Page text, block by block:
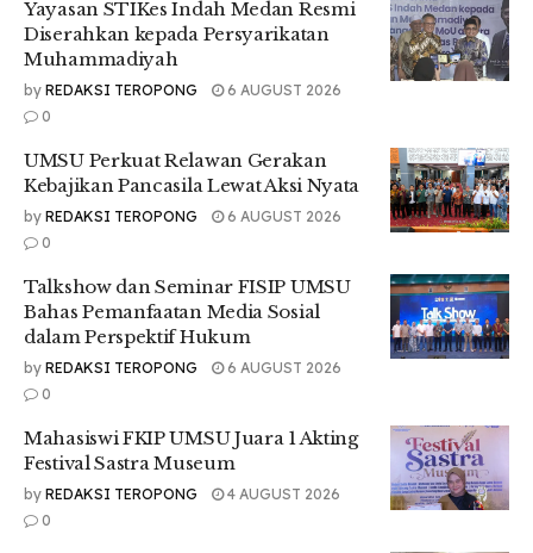
M.Sc., menyampaikan bahwa dua program studi FEB UMSU
sudah terakreditasi unggul dan internasional FIBAA
(Foundation for International Business Administration
Accreditation).
program manajemen dan akuntansi. Kedua program ini
sudah terakreditasi unggul dan sebagai informasi
tambahan, per 5 September tahun ini, kita baru saja
memperoleh akreditasi penuh dari FIBA, akreditasi
internasional yang berpusat di Jerman,” ungkapnya.
Ia menambahkan program RPL memberikan kemudahan
bagi karyawan untuk menyelesaikan studi sesuai
pengalaman kerja yang dimiliki.
“Untuk program sarjana, durasi kuliah bisa diselesaikan
maksimal dua tahun. Sedangkan untuk program magister,
cukup satu tahun. Dan sebagai informasi, semua perkuliahan
dilakukan dengan daring, sehingga sangat fleksibel bagi
karyawan yang bekerja,” tambahnya.
Yayasan STIKes Indah Medan Resmi
Diserahkan kepada Persyarikatan
Muhammadiyah
by REDAKSI TEROPONG
6 AUGUST 2026
0
UMSU Perkuat Relawan Gerakan
Kebajikan Pancasila Lewat Aksi Nyata
by REDAKSI TEROPONG
6 AUGUST 2026
0
Talkshow dan Seminar FISIP UMSU
Bahas Pemanfaatan Media Sosial
dalam Perspektif Hukum
by REDAKSI TEROPONG
6 AUGUST 2026
0
Mahasiswi FKIP UMSU Juara 1 Akting
Festival Sastra Museum
by REDAKSI TEROPONG
4 AUGUST 2026
0